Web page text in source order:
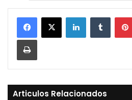
LinkedInTumblr
Print
Articulos Relacionados